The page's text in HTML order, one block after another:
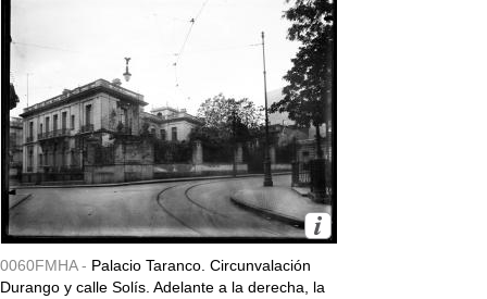
0060FMHA - Palacio Taranco. Circunvalación
Durango y calle Solís. Adelante a la derecha, la